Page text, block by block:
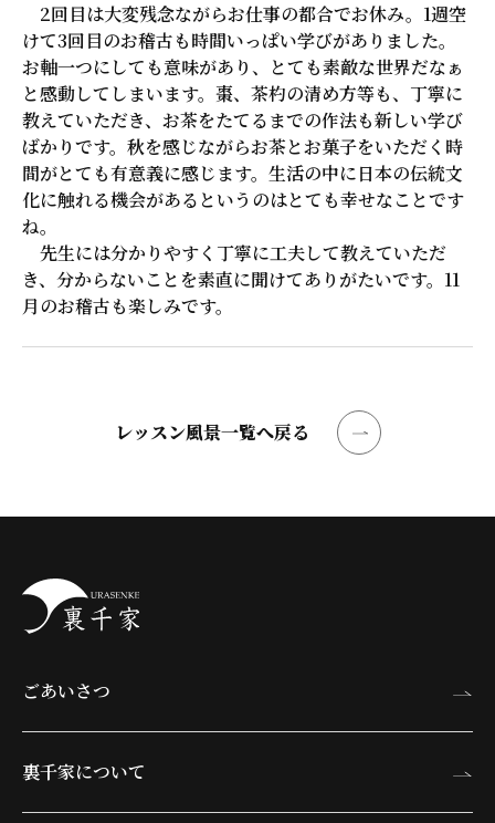
2回目は大変残念ながらお仕事の都合でお休み。1週空
けて3回目のお稽古も時間いっぱい学びがありました。
お軸一つにしても意味があり、とても素敵な世界だなぁ
と感動してしまいます。棗、茶杓の清め方等も、丁寧に
教えていただき、お茶をたてるまでの作法も新しい学び
ばかりです。秋を感じながらお茶とお菓子をいただく時
間がとても有意義に感じます。生活の中に日本の伝統文
化に触れる機会があるというのはとても幸せなことです
ね。
先生には分かりやすく丁寧に工夫して教えていただ
き、分からないことを素直に聞けてありがたいです。11
月のお稽古も楽しみです。
レッスン風景一覧へ戻る
ごあいさつ
裏千家について